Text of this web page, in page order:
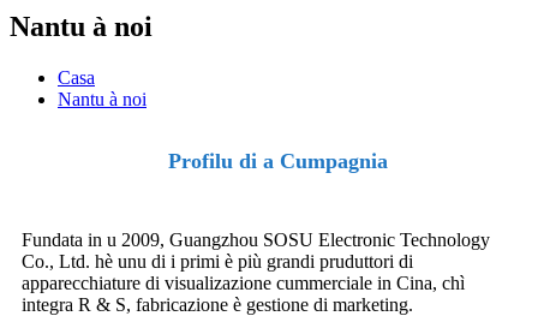
Nantu à noi
Casa
Nantu à noi
Profilu di a Cumpagnia
Fundata in u 2009, Guangzhou SOSU Electronic Technology
Co., Ltd. hè unu di i primi è più grandi pruduttori di
apparecchiature di visualizazione cummerciale in Cina, chì
integra R & S, fabricazione è gestione di marketing.